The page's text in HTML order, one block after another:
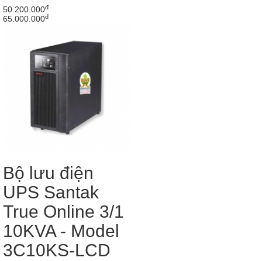
50.200.000đ
65.000.000đ
Bộ lưu điện
UPS Santak
True Online 3/1
10KVA - Model
3C10KS-LCD